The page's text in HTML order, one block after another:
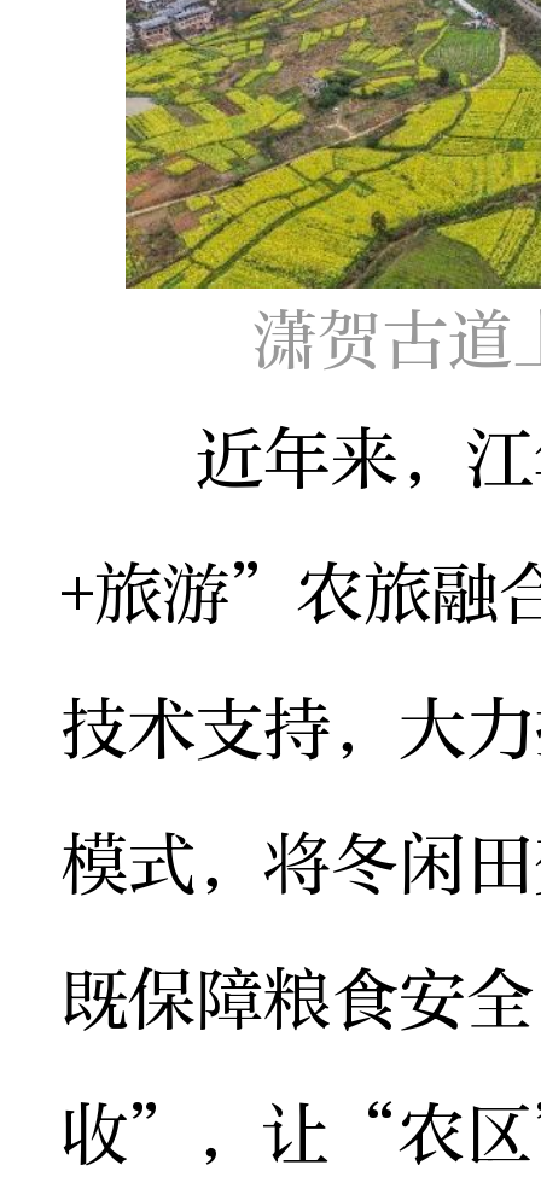
潇贺古
近年来，江
+旅游”农旅融
技术支持，大
模式，将冬闲
既保障粮食安
收”，让“农区